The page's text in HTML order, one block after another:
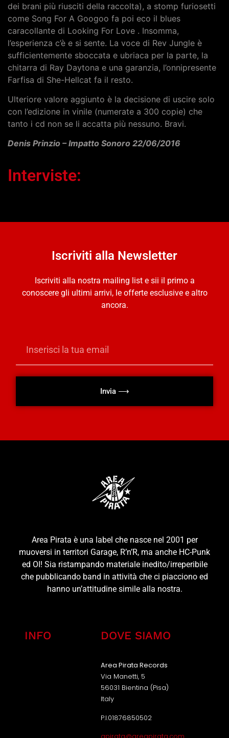
dei brani più riusciti della raccolta), a stomp furiosetti
come Song For A Googoo fa poi eco il blues
caracollante di Looking For Love . Insomma,
l’esperienza c’è e si sente. La voce di Rev Jungle è
sufficientemente sboccata e ubriaca per la parte, la
chitarra di Ray Daytona e una garanzia, l’onnipresente
Farfisa di She-Hellcat fa il resto.
Ulteriore valore aggiunto è la decisione di uscire solo
con l’edizione in vinile (numerate a 300 copie) che
tanto i cd non se li accatta più nessuno. Bravi.
Denis Prinzio – Impatto Sonoro 22/06/2016
Interviste:
Iscriviti alla Newsletter
Iscriviti alla nostra mailing list e sii il primo a
conoscere gli ultimi arrivi, le offerte esclusive e altro
ancora.
Invia ⟶
Area Pirata è una label che nasce nel 2001 per
muoversi in territori Garage, R’n’R, ma anche HC-Punk
ed OI! Sia ristampando materiale inedito/irreperibile
che pubblicando band in attività che ci piacciono ed
hanno un’attitudine simile alla nostra.
INFO DOVE SIAMO
Area Pirata Records
Via Manetti, 5
56031 Bientina (Pisa)
Italy
P.I.01876850502